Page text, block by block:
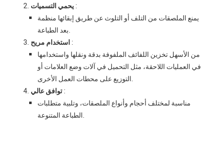
يحمي التسميات:
يمنع الملصقات من التلف أو التلوث عن طريق إبقائها منظمة
بعد الطباعة.
استخدام مريح:
من الأسهل تخزين اللفائف الملفوفة بدقة ونقلها واستخدامها
في العمليات اللاحقة، مثل التحميل في آلات وضع العلامات أو
التوزيع على محطات العمل الأخرى.
توافق عالي:
مناسبة لمختلف أحجام وأنواع الملصقات، وتلبية متطلبات
الطباعة المتنوعة.